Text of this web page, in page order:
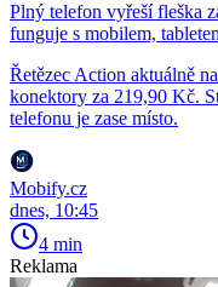
Plný telefon vyřeší fleška
funguje s mobilem,
Řetězec Action aktuálně
konektory za 219,90 Kč.
telefonu je zase místo.
Mobify.cz
dnes, 10:45
4 min
Reklama